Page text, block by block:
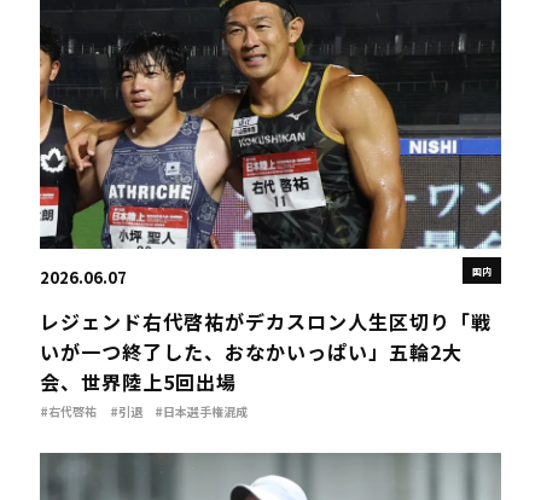
国内
2026.06.07
レジェンド右代啓祐がデカスロン人生区切り「戦
いが一つ終了した、おなかいっぱい」五輪2大
会、世界陸上5回出場
#右代啓祐 #引退 #日本選手権混成